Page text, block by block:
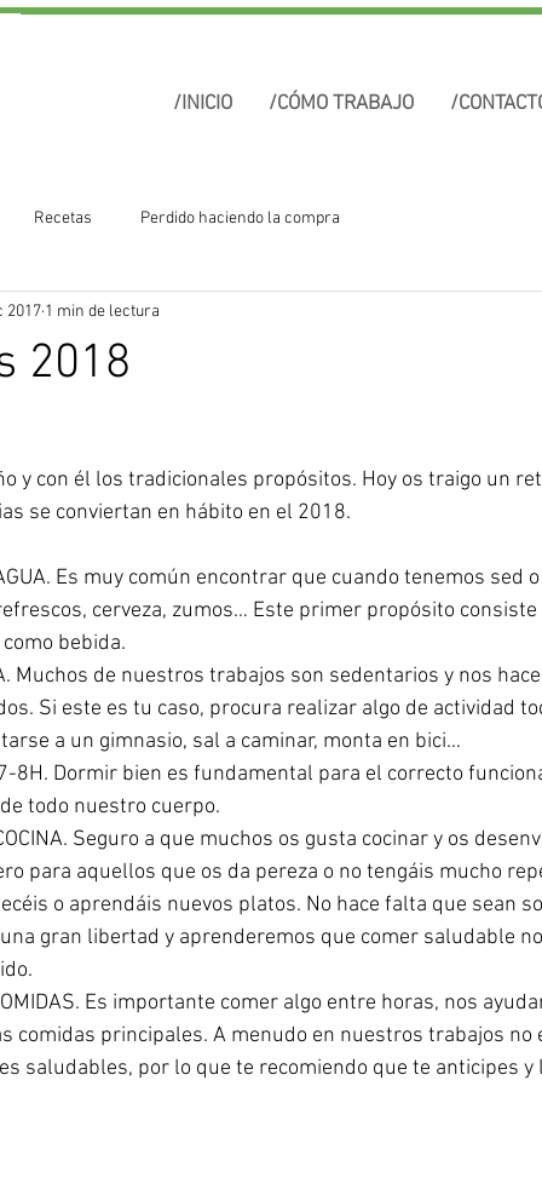
/INICIO /CÓMO TRABAJO /
Recetas Perdido haciendo la compra
2018
2017 1 min de lectura
y con él los tradicionales propósitos. Hoy os traigo un
se conviertan en hábito en el 2018.
Es muy común encontrar que cuando tenemos sed
cerveza, zumos… Este primer propósito
bebida.
Muchos de nuestros trabajos son sedentarios y nos
Si este es tu caso, procura realizar algo de actividad
a un gimnasio, sal a caminar, monta en bici…
7-8H. Dormir bien es fundamental para el correcto
todo nuestro cuerpo.
Seguro a que muchos os gusta cocinar y os
para aquellos que os da pereza o no tengáis mucho
o aprendáis nuevos platos. No hace falta que sean
gran libertad y aprenderemos que comer saludable
Es importante comer algo entre horas, nos
comidas principales. A menudo en nuestros trabajos
saludables, por lo que te recomiendo que te anticipes